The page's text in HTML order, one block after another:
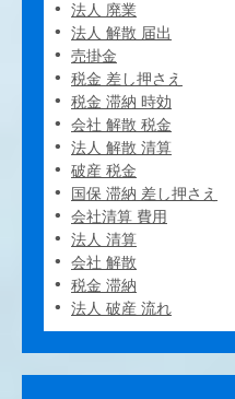
法人 廃業
法人 解散 届出
売掛金
税金 差し押さえ
税金 滞納 時効
会社 解散 税金
法人 解散 清算
破産 税金
国保 滞納 差し押さえ
会社清算 費用
法人 清算
会社 解散
税金 滞納
法人 破産 流れ